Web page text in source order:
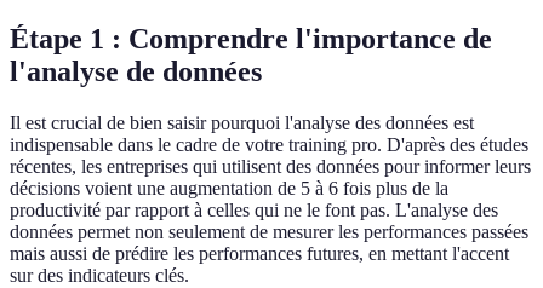
Étape 1 : Comprendre l'importance de
l'analyse de données
Il est crucial de bien saisir pourquoi l'analyse des données est
indispensable dans le cadre de votre training pro. D'après des études
récentes, les entreprises qui utilisent des données pour informer leurs
décisions voient une augmentation de 5 à 6 fois plus de la
productivité par rapport à celles qui ne le font pas. L'analyse des
données permet non seulement de mesurer les performances passées
mais aussi de prédire les performances futures, en mettant l'accent
sur des indicateurs clés.